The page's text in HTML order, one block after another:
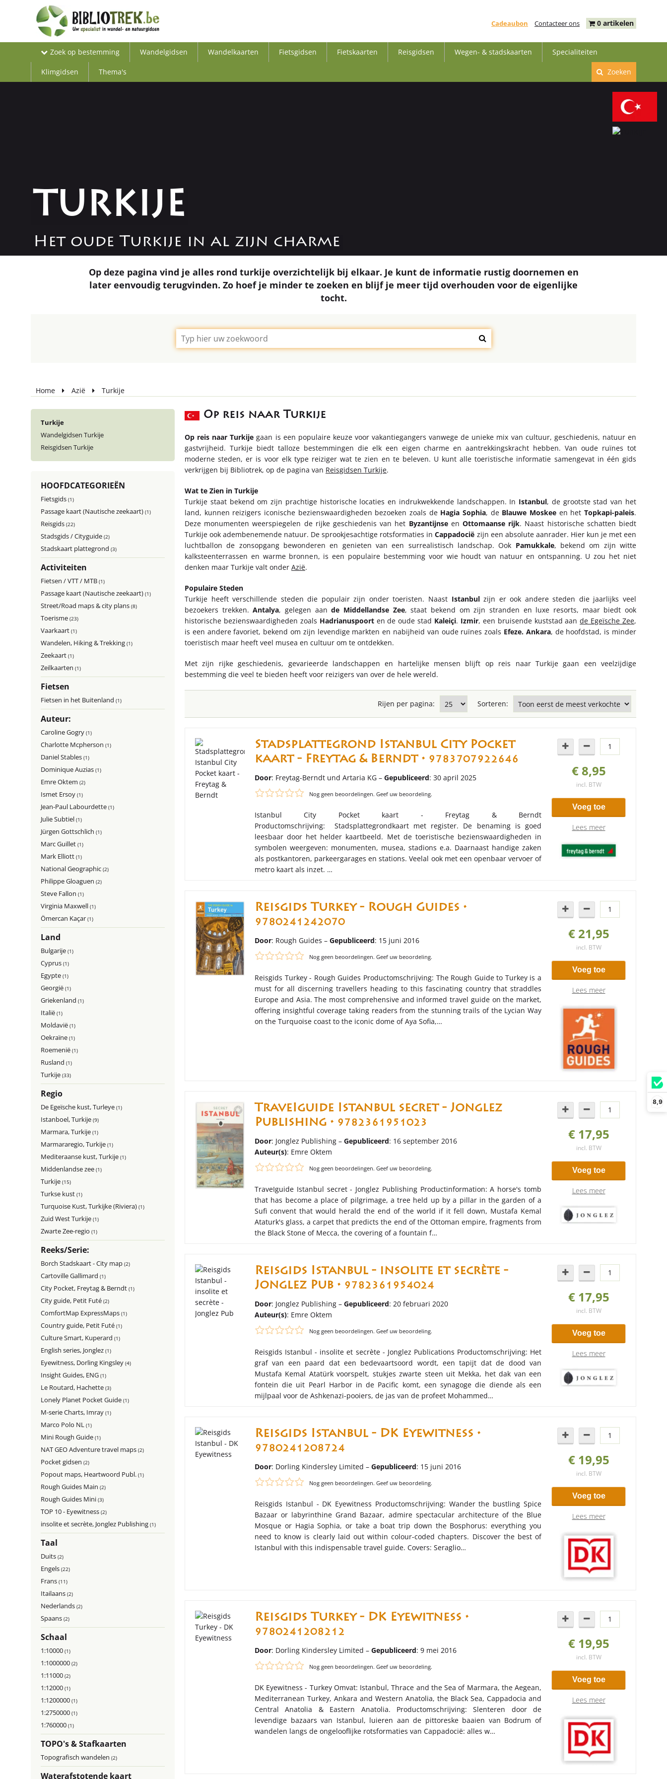
8,9
Cadeaubon Contacteer ons 0 artikelen
Zoek op bestemming Wandelgidsen Wandelkaarten Fietsgidsen Fietskaarten Reisgidsen Wegen- & stadskaarten Specialiteiten
Klimgidsen Thema's Zoeken
TURKIJE
Het oude Turkije in al zijn charme
Op deze pagina vind je alles rond turkije overzichtelijk bij elkaar. Je kunt de informatie rustig doornemen en
later eenvoudig terugvinden. Zo hoef je minder te zoeken en blijf je meer tijd overhouden voor de eigenlijke
tocht.
Home Azië Turkije
Turkije
Wandelgidsen Turkije
Reisgidsen Turkije
HOOFDCATEGORIEËN
Fietsgids (1)
Passage kaart (Nautische zeekaart) (1)
Reisgids (22)
Stadsgids / Cityguide (2)
Stadskaart plattegrond (3)
Activiteiten
Fietsen / VTT / MTB (1)
Passage kaart (Nautische zeekaart) (1)
Street/Road maps & city plans (8)
Toerisme (23)
Vaarkaart (1)
Wandelen, Hiking & Trekking (1)
Zeekaart (1)
Zeilkaarten (1)
Fietsen
Fietsen in het Buitenland (1)
Auteur:
Caroline Gogry (1)
Charlotte Mcpherson (1)
Daniel Stables (1)
Dominique Auzias (1)
Emre Oktem (2)
Ismet Ersoy (1)
Jean-Paul Labourdette (1)
Julie Subtiel (1)
Jürgen Gottschlich (1)
Marc Guillet (1)
Mark Elliott (1)
National Geographic (2)
Philippe Gloaguen (2)
Steve Fallon (1)
Virginia Maxwell (1)
Ömercan Kaçar (1)
Land
Bulgarije (1)
Cyprus (1)
Egypte (1)
Georgië (1)
Griekenland (1)
Italië (1)
Moldavië (1)
Oekraïne (1)
Roemenië (1)
Rusland (1)
Turkije (33)
Regio
De Egeïsche kust, Turleye (1)
Istanboel, Turkije (9)
Marmara, Turkije (1)
Marmararegio, Turkije (1)
Mediteraanse kust, Turkije (1)
Middenlandse zee (1)
Turkije (15)
Turkse kust (1)
Turquoise Kust, Turkijke (Riviera) (1)
Zuid West Turkije (1)
Zwarte Zee-regio (1)
Reeks/Serie:
Borch Stadskaart - City map (2)
Cartoville Gallimard (1)
City Pocket, Freytag & Berndt (1)
City guide, Petit Futé (2)
ComfortMap ExpressMaps (1)
Country guide, Petit Futé (1)
Culture Smart, Kuperard (1)
English series, Jonglez (1)
Eyewitness, Dorling Kingsley (4)
Insight Guides, ENG (1)
Le Routard, Hachette (3)
Lonely Planet Pocket Guide (1)
M-serie Charts, Imray (1)
Marco Polo NL (1)
Mini Rough Guide (1)
NAT GEO Adventure travel maps (2)
Pocket gidsen (2)
Popout maps, Heartwoord Publ. (1)
Rough Guides Main (2)
Rough Guides Mini (3)
TOP 10 - Eyewitness (2)
insolite et secrète, Jonglez Publishing (1)
Taal
Duits (2)
Engels (22)
Frans (11)
Itailaans (2)
Nederlands (2)
Spaans (2)
Schaal
1:10000 (1)
1:1000000 (2)
1:11000 (2)
1:12000 (1)
1:1200000 (1)
1:2750000 (1)
1:760000 (1)
TOPO's & Stafkaarten
Topografisch wandelen (2)
Waterafstotende kaart
Op reis naar Turkije
Op reis naar Turkije gaan is een populaire keuze voor vakantiegangers vanwege de unieke mix van cultuur, geschiedenis, natuur en
gastvrijheid. Turkije biedt talloze bestemmingen die elk een eigen charme en aantrekkingskracht hebben. Van oude ruïnes tot
moderne steden, er is voor elk type reiziger wat te zien en te beleven. U kunt alle toeristische informatie samengevat in één gids
verkrijgen bij Bibliotrek, op de pagina van Reisgidsen Turkije.
Wat te Zien in Turkije
Turkije staat bekend om zijn prachtige historische locaties en indrukwekkende landschappen. In Istanbul, de grootste stad van het
land, kunnen reizigers iconische bezienswaardigheden bezoeken zoals de Hagia Sophia, de Blauwe Moskee en hetTopkapi-paleis.
Deze monumenten weerspiegelen de rijke geschiedenis van het Byzantijnse enOttomaanse rijk. Naast historische schatten biedt
Turkije ook adembenemende natuur. De sprookjesachtige rotsformaties inCappadocië zijn een absolute aanrader. Hier kun je met een
luchtballon de zonsopgang bewonderen en genieten van een surrealistisch landschap. Ook Pamukkale, bekend om zijn witte
kalksteenterrassen en warme bronnen, is een populaire bestemming voor wie houdt van natuur en ontspanning. U zou het niet
denken maar Turkije valt onder Azië.
Populaire Steden
Turkije heeft verschillende steden die populair zijn onder toeristen. Naast Istanbulzijn er ook andere steden die jaarlijks veel
bezoekers trekken.Antalya, gelegen aande Middellandse Zee, staat bekend om zijn stranden en luxe resorts, maar biedt ook
historische bezienswaardigheden zoals Hadrianuspoorten de oude stad Kaleiçi. Izmir, een bruisende kuststad aande Egeïsche Zee,
is een andere favoriet, bekend om zijn levendige markten en nabijheid van oude ruïnes zoals Efeze. Ankara, de hoofdstad, is minder
toeristisch maar heeft veel musea en cultuur om te ontdekken.
Met zijn rijke geschiedenis, gevarieerde landschappen en hartelijke mensen blijft op reis naar Turkije gaan een veelzijdige
bestemming die veel te bieden heeft voor reizigers van over de hele wereld.
Rijen per pagina: Sorteren:
€ 8,95
incl. BTW
Voeg toe
Lees meer
Stadsplattegrond Istanbul City Pocket
kaart - Freytag & Berndt • 9783707922646
Door: Freytag-Berndt und Artaria KG – Gepubliceerd: 30 april 2025
Nog geen beoordelingen. Geef uw beoordeling.
Istanbul City Pocket kaart - Freytag & Berndt
Productomschrijving: Stadsplattegrondkaart met register. De benaming is goed
leesbaar door het helder kaartbeeld. Met de toeristische bezienswaardigheden in
symbolen weergeven: monumenten, musea, stadions e.a. Daarnaast handige zaken
als postkantoren, parkeergarages en stations. Veelal ook met een openbaar vervoer of
metro kaart als inzet. …
€ 21,95
incl. BTW
Voeg toe
Lees meer
Reisgids Turkey - Rough Guides •
9780241242070
Door: Rough Guides – Gepubliceerd: 15 juni 2016
Nog geen beoordelingen. Geef uw beoordeling.
Reisgids Turkey - Rough Guides Productomschrijving: The Rough Guide to Turkey is a
must for all discerning travellers heading to this fascinating country that straddles
Europe and Asia. The most comprehensive and informed travel guide on the market,
offering insightful coverage taking readers from the stunning trails of the Lycian Way
on the Turquoise coast to the iconic dome of Aya Sofia,…
€ 17,95
incl. BTW
Voeg toe
Lees meer
TraveIguide Istanbul secret - Jonglez
Publishing • 9782361951023
Door: Jonglez Publishing – Gepubliceerd: 16 september 2016
Auteur(s): Emre Oktem
Nog geen beoordelingen. Geef uw beoordeling.
TraveIguide Istanbul secret - Jonglez Publishing Productinformation: A horse's tomb
that has become a place of pilgrimage, a tree held up by a pillar in the garden of a
Sufi convent that would herald the end of the world if it fell down, Mustafa Kemal
Ataturk's glass, a carpet that predicts the end of the Ottoman empire, fragments from
the Black Stone of Mecca, the covering of a fountain f…
€ 17,95
incl. BTW
Voeg toe
Lees meer
Reisgids Istanbul - insolite et secrète -
Jonglez Pub • 9782361954024
Door: Jonglez Publishing – Gepubliceerd: 20 februari 2020
Auteur(s): Emre Oktem
Nog geen beoordelingen. Geef uw beoordeling.
Reisgids Istanbul - insolite et secrète - Jonglez Publications Productomschrijving: Het
graf van een paard dat een bedevaartsoord wordt, een tapijt dat de dood van
Mustafa Kemal Atatürk voorspelt, stukjes zwarte steen uit Mekka, het dak van een
fontein die uit Pearl Harbor in de Pacific komt, een synagoge die diende als een
mijlpaal voor de Ashkenazi-pooiers, de jas van de profeet Mohammed…
€ 19,95
incl. BTW
Voeg toe
Lees meer
Reisgids Istanbul - DK Eyewitness •
9780241208724
Door: Dorling Kindersley Limited – Gepubliceerd: 15 juni 2016
Nog geen beoordelingen. Geef uw beoordeling.
Reisgids Istanbul - DK Eyewitness Productomschrijving: Wander the bustling Spice
Bazaar or labyrinthine Grand Bazaar, admire spectacular architecture of the Blue
Mosque or Hagia Sophia, or take a boat trip down the Bosphorus: everything you
need to know is clearly laid out within colour-coded chapters. Discover the best of
Istanbul with this indispensable travel guide. Covers: Seraglio…
€ 19,95
incl. BTW
Voeg toe
Lees meer
Reisgids Turkey - DK Eyewitness •
9780241208212
Door: Dorling Kindersley Limited – Gepubliceerd: 9 mei 2016
Nog geen beoordelingen. Geef uw beoordeling.
DK Eyewitness - Turkey Omvat: Istanbul, Thrace and the Sea of Marmara, the Aegean,
Mediterranean Turkey, Ankara and Western Anatolia, the Black Sea, Cappadocia and
Central Anatolia & Eastern Anatolia. Productomschrijving: Slenteren door de
levendige bazaars van Istanbul, luieren aan de pittoreske baaien van Bodrum of
wandelen langs de ongelooflijke rotsformaties van Cappadocië: alles w…